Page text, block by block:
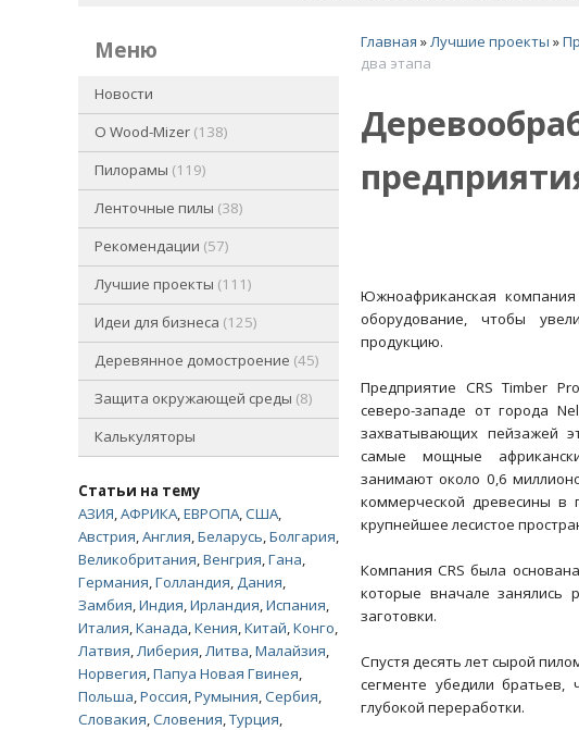
меню
Новости
O Wood-Mizer 138
Пилорамы 119
Ленточные пилы 38
Рекомендации 57
Лучшие проекты 111
Идеи для бизнеса 125
Деревянное домостроение 45
Защита окружающей среды 8
Калькуляторы
Статьи на тему
АЗИЯ,АФРИКА,ЕВРОПА,США,
Австрия,Англия,Беларусь,Болгария,
Великобритания,Венгрия,Гана,
Германия,Голландия,Дания,
Замбия,Индия,Ирландия,Испания,
Италия,Канада,Кения,Китай,Конго,
Латвия,Либерия,Литва,Малайзия,
Норвегия,Папуа Новая Гвинея,
Польша,Россия,Румыния,Сербия,
Словакия,Словения,Турция,
Главная »Лучшие проекты »
два этапа
Южноафриканская
оборудование, чтобы
продукцию.
Предприятие CRS Timber
северо-западе от города
захватывающих пейзажей
самые мощные
занимают около 0,6
коммерческой древесины в
крупнейшее лесистое
Компания CRS была
которые вначале занялись
заготовки.
Спустя десять лет сырой
сегменте убедили братьев,
глубокой переработки.